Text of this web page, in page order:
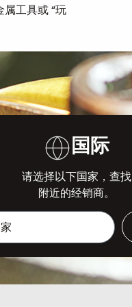
工具或 “玩
国际
请选择以下国家，查找
附近的经销商。